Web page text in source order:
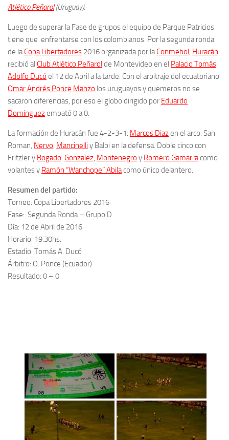
Atlético Peñarol(Uruguay).
Luego de superar la Fase de grupos el equipo de Parque Patricios
tiene que enfrentarse con los colombianos. Por la segunda ronda
de la Copa Libertadores 2016 organizada por la Conmebol Huracán
recibió al Club Atlético Peñarolde Montevideo en el Palacio Tomás
Adolfo Ducó el 12 de Abril a la tarde. Con el arbitraje del ecuatoriano
Omar Andrés Ponce Manzo los uruguayos y quemeros no se
sacaron diferencias, por eso el globo dirigido por Eduardo
Dominguezempató 0 a 0.
La formación de Huracán fue 4-2-3-1: Marcos Diazen el arco. San
Roman, Nervo Mancinelli y Balbi en la defensa. Doble cinco con
Fritzler y Bogado Gonzalez Montenegro y Romero Gamarracomo
volantes y Ramón “Wanchope” Abilacomo único delantero.
Resumen del partido:
Torneo: Copa Libertadores 2016
Fase: Segunda Ronda – Grupo D
Día: 12 de Abril de 2016
Horario: 19.30hs.
Estadio: Tomás A. Ducó
Árbitro: O. Ponce (Ecuador)
Resultado: 0 – 0